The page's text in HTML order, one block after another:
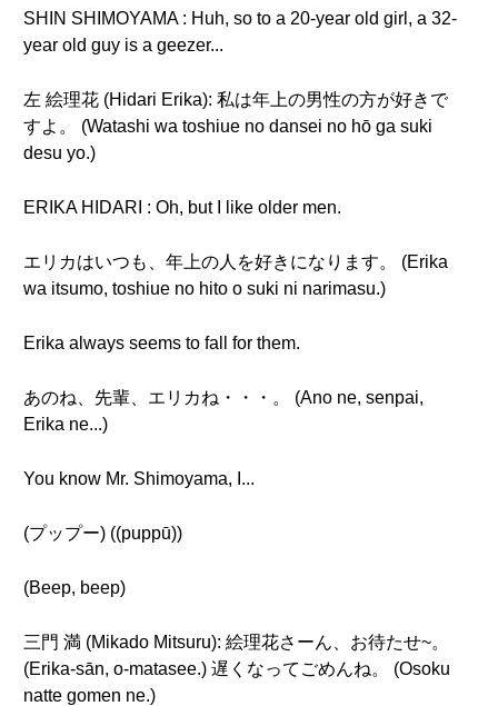
SHIN SHIMOYAMA : Huh, so to a 20-year old girl, a 32-
year old guy is a geezer...
左 絵理花 (Hidari Erika): 私は年上の男性の方が好きで
すよ。 (Watashi wa toshiue no dansei no hō ga suki
desu yo.)
ERIKA HIDARI : Oh, but I like older men.
エリカはいつも、年上の人を好きになります。 (Erika
wa itsumo, toshiue no hito o suki ni narimasu.)
Erika always seems to fall for them.
あのね、先輩、エリカね・・・。 (Ano ne, senpai,
Erika ne...)
You know Mr. Shimoyama, I...
(プップー) ((puppū))
(Beep, beep)
三門 満 (Mikado Mitsuru): 絵理花さーん、お待たせ~。
(Erika-sān, o-matasee.) 遅くなってごめんね。 (Osoku
natte gomen ne.)